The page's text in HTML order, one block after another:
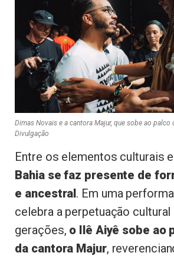
Dimas Novais e a cantora Majur, que sobe ao
Divulgação
Entre os elementos culturais
Bahia se faz presente de
e ancestral. Em uma
celebra a perpetuação cultural
gerações, o Ilê Aiyê sobe ao
da cantora Majur,